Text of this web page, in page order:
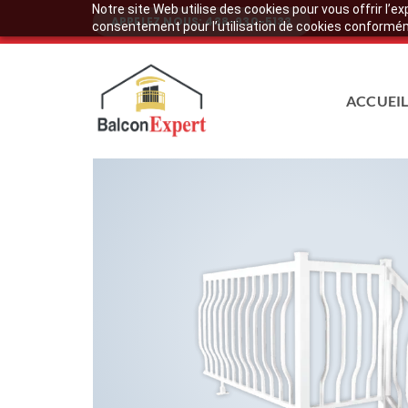
Notre site Web utilise des cookies pour vous offrir
consentement pour l’utilisation de cookies
to
APPELEZ NOUS: 438-930-5133
ACCUEIL